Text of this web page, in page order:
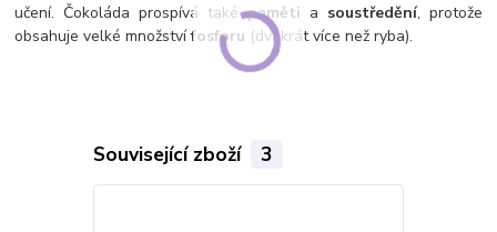
učení. Čokoláda prospívá taképaměti a soustředění, protože
obsahuje velké množstvífosforu (dvakrát více než ryba).
Související zboží 3